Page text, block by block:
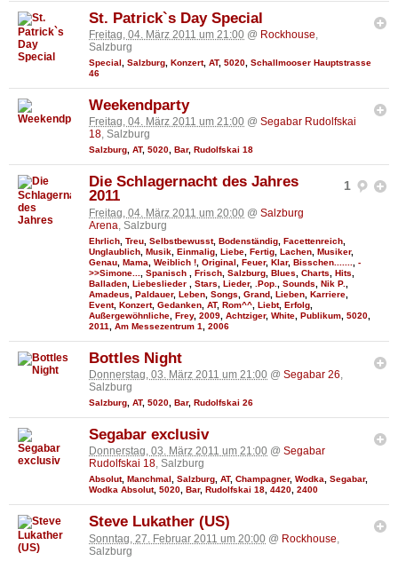
St. Patrick`s Day Special
Freitag, 04. März 2011 um 21:00 @ Rockhouse,
Salzburg
Special Salzburg Konzert, AT, 5020 Schallmooser Hauptstrasse
46
Weekendparty
Freitag, 04. März 2011 um 21:00 @ Segabar Rudolfskai
18, Salzburg
Salzburg, AT, 5020, Bar, Rudolfskai 18
1
Die Schlagernacht des Jahres
2011
Freitag, 04. März 2011 um 20:00 @ Salzburg
Arena , Salzburg
Ehrlich Treu Selbstbewusst, Bodenständig Facettenreich
Unglaublich Musik Einmalig Liebe Fertig Lachen Musiker,
Genau Mama Weiblich ! Original Feuer, Klar, Bisschen.......
-
>>Simone...
Spanisch Frisch Salzburg Blues Charts Hits
Balladen Liebeslieder Stars Lieder, .Pop. Sounds Nik P.
Amadeus
Paldauer, Leben Songs Grand Lieben Karriere
Event, Konzert, Gedanken AT, Rom^^ Liebt, Erfolg
Außergewöhnliche Frey, 2009 Achtziger, White Publikum 5020
2011
Am Messezentrum 1 2006
Bottles Night
Donnerstag, 03. März 2011 um 21:00 @ Segabar 26,
Salzburg
Salzburg AT, 5020 Bar, Rudolfskai 26
Segabar exclusiv
Donnerstag, 03. März 2011 um 21:00 @ Segabar
Rudolfskai 18, Salzburg
Absolut, Manchmal , Salzburg, AT, Champagner, Wodka, Segabar,
Wodka Absolut, 5020, Bar, Rudolfskai 18, 4420, 2400
Steve Lukather (US)
Sonntag, 27. Februar 2011 um 20:00 @ Rockhouse
Salzburg